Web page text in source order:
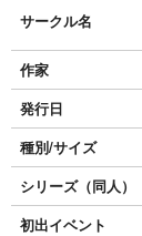
サークル名
作家
発行日
種別/サイズ
シリーズ（同人）
初出イベント